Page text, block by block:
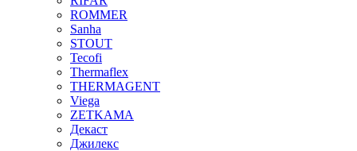
ROMMER
Sanha
STOUT
Tecofi
Thermaflex
THERMAGENT
Viega
ZETKAMA
Декаст
Джилекс